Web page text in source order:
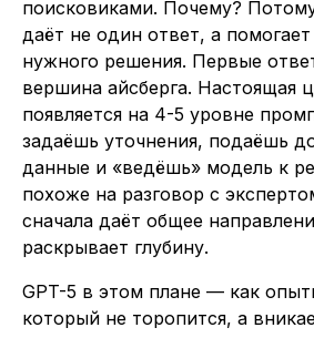
поисковиками. Почему?
даёт не один ответ, а
нужного решения. Первые
вершина айсберга. Настоящая
появляется на 4-5 уровне
задаёшь уточнения, подаёшь
данные и «ведёшь» модель к
похоже на разговор с
сначала даёт общее
раскрывает глубину.
GPT-5 в этом плане — как
который не торопится, а